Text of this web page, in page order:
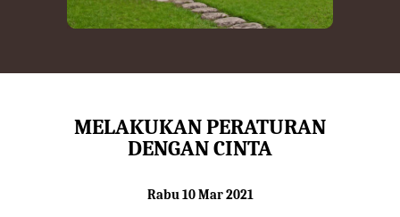
MELAKUKAN PERATURAN
DENGAN CINTA
Rabu 10 Mar 2021